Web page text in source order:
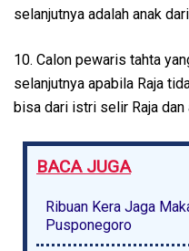
selanjutnya adalah anak
10. Calon pewaris tahta
selanjutnya apabila Raja
bisa dari istri selir Raja dan
BACA JUGA
Ribuan Kera Jaga
Pusponegoro